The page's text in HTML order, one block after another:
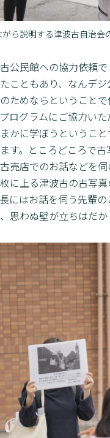
ら説明する津波古自治会
公民館への協力依頼
こともあり、なんデ
ためならということ
ログラムにご協力いた
かに学ぼうというこ
す。ところどころで
売店でのお話などを伺
に上る津波古の古写
にはお話を伺う先輩
思わぬ壁が立ちはだ